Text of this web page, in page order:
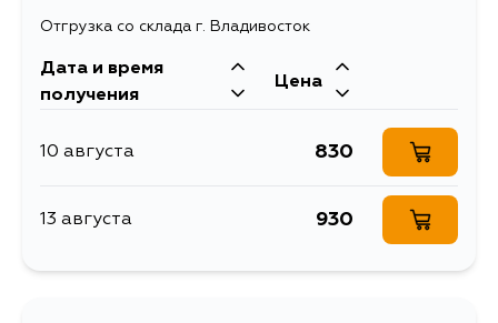
Отгрузка со склада г. Владивосток
Дата и время
получения
Цена
10 августа 830
13 августа 930